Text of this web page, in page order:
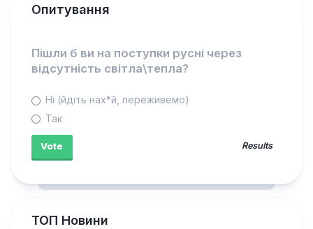
Опитування
Пішли б ви на поступки русні через
відсутність світла\тепла?
Ні (йдіть нах*й, переживемо)
Так
Results
ТОП Новини